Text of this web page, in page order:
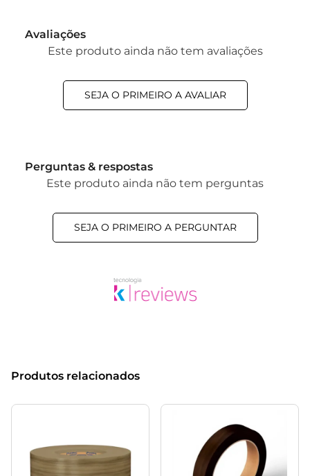
Avaliações
Este produto ainda não tem avaliações
SEJA O PRIMEIRO A AVALIAR
Perguntas & respostas
Este produto ainda não tem perguntas
SEJA O PRIMEIRO A PERGUNTAR
Produtos relacionados